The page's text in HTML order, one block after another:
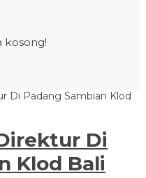
kosong!
Di Padang Sambian Klod
Di
Klod Bali